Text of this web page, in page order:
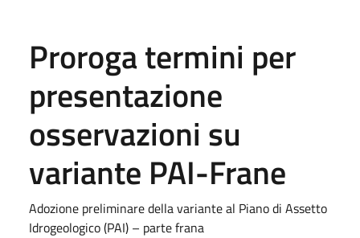
Proroga termini per
presentazione
osservazioni su
variante PAI-Frane
Adozione preliminare della variante al Piano di Assetto
Idrogeologico (PAI) – parte frana